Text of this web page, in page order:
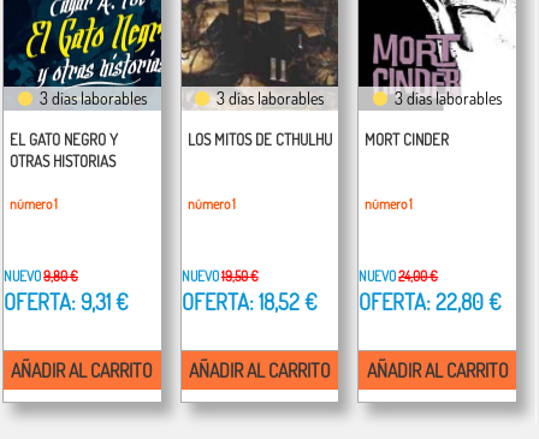
3 días laborables
EL GATO NEGRO Y
OTRAS HISTORIAS
número 1
NUEVO9,80 €
OFERTA: 9,31 €
AÑADIR AL CARRITO
3 días laborables
LOS MITOS DE CTHULHU
número 1
NUEVO19,50 €
OFERTA: 18,52 €
AÑADIR AL CARRITO
3 días laborables
MORT CINDER
número 1
NUEVO24,00 €
OFERTA: 22,80 €
AÑADIR AL CARRITO